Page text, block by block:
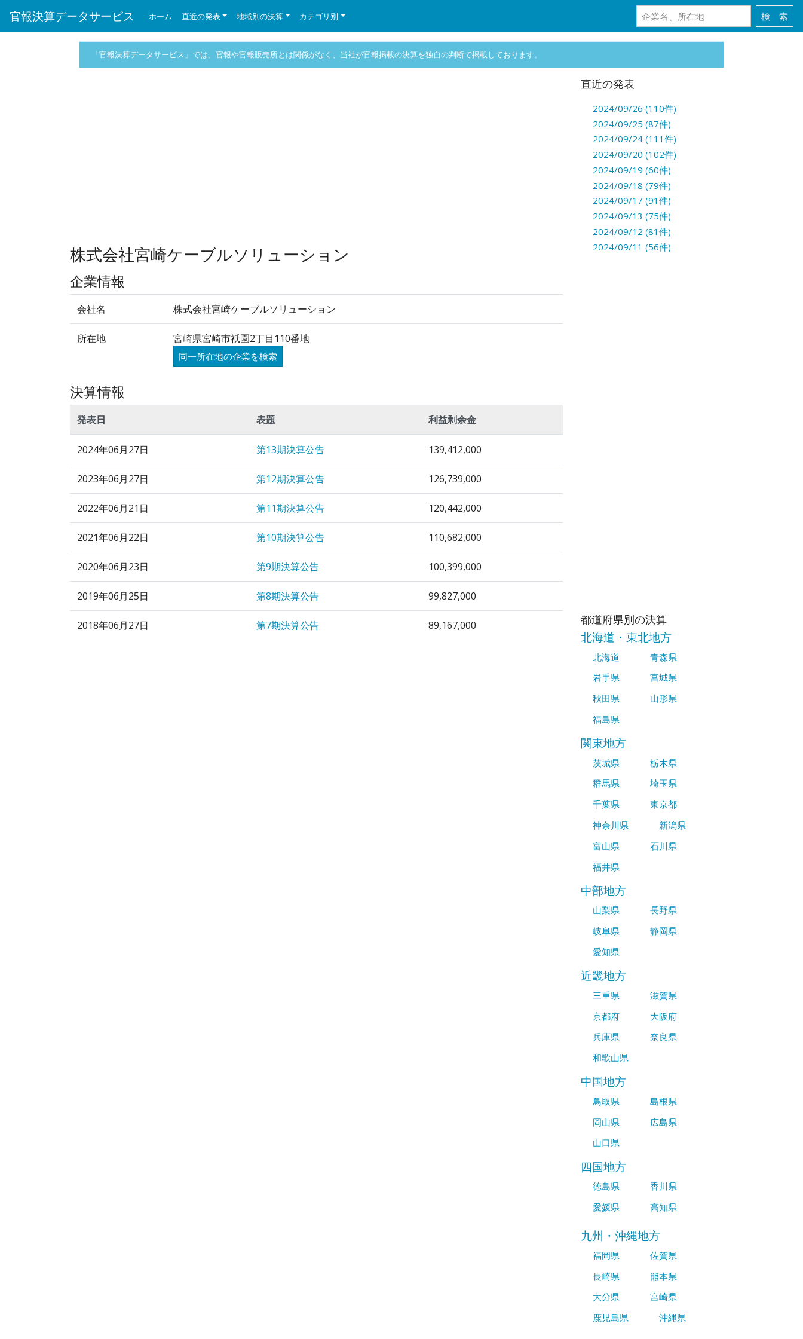
官報決算データサービス ホーム 直近の発表 地域別の決算 カテゴリ別
「官報決算データサービス」では、官報や官報販売所とは関係がなく、当社が官報掲載の決算を独自の判断で掲載しております。
株式会社宮崎ケーブルソリューション
企業情報
会社名 株式会社宮崎ケーブルソリューション
所在地 宮崎県宮崎市祇園2丁目110番地
同一所在地の企業を検索
決算情報
発表日 表題 利益剰余金
2024年06月27日 第13期決算公告 139,412,000
2023年06月27日 第12期決算公告 126,739,000
2022年06月21日 第11期決算公告 120,442,000
2021年06月22日 第10期決算公告 110,682,000
2020年06月23日 第9期決算公告 100,399,000
2019年06月25日 第8期決算公告 99,827,000
2018年06月27日 第7期決算公告 89,167,000
直近の発表
2024/09/26 (110件)
2024/09/25 (87件)
2024/09/24 (111件)
2024/09/20 (102件)
2024/09/19 (60件)
2024/09/18 (79件)
2024/09/17 (91件)
2024/09/13 (75件)
2024/09/12 (81件)
2024/09/11 (56件)
都道府県別の決算
北海道・東北地方
北海道
青森県
岩手県
宮城県
秋田県
山形県
福島県
関東地方
茨城県
栃木県
群馬県
埼玉県
千葉県
東京都
神奈川県
新潟県
富山県
石川県
福井県
中部地方
山梨県
長野県
岐阜県
静岡県
愛知県
近畿地方
三重県
滋賀県
京都府
大阪府
兵庫県
奈良県
和歌山県
中国地方
鳥取県
島根県
岡山県
広島県
山口県
四国地方
徳島県
香川県
愛媛県
高知県
九州・沖縄地方
福岡県
佐賀県
長崎県
熊本県
大分県
宮崎県
鹿児島県
沖縄県